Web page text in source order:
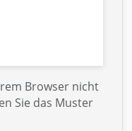
Browser nicht
Sie das Muster